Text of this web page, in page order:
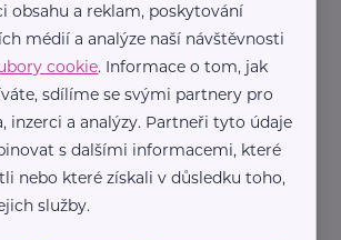
obsahu a reklam, poskytování
médií a analýze naší návštěvnosti
cookie. Informace o tom, jak
sdílíme se svými partnery pro
inzerci a analýzy. Partneři tyto údaje
s dalšími informacemi, které
nebo které získali v důsledku toho,
služby.